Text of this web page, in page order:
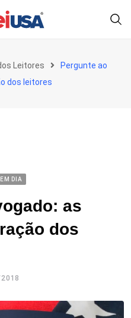
Leitores
Pergunte ao
dos leitores
DIA
as
dos